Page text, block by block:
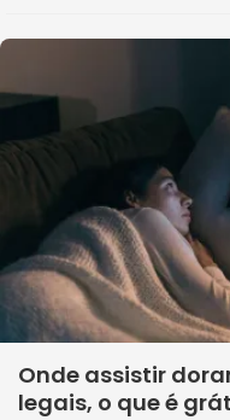
Onde assistir
legais, o que é